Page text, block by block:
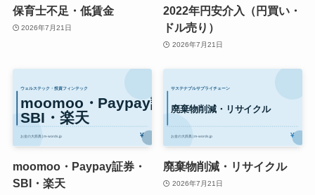
保育士不足・低賃金
2026年7月21日
2022年円安介入（円買い・
ドル売り）
2026年7月21日
moomoo・Paypay証券・
SBI・楽天
廃棄物削減・リサイクル
2026年7月21日